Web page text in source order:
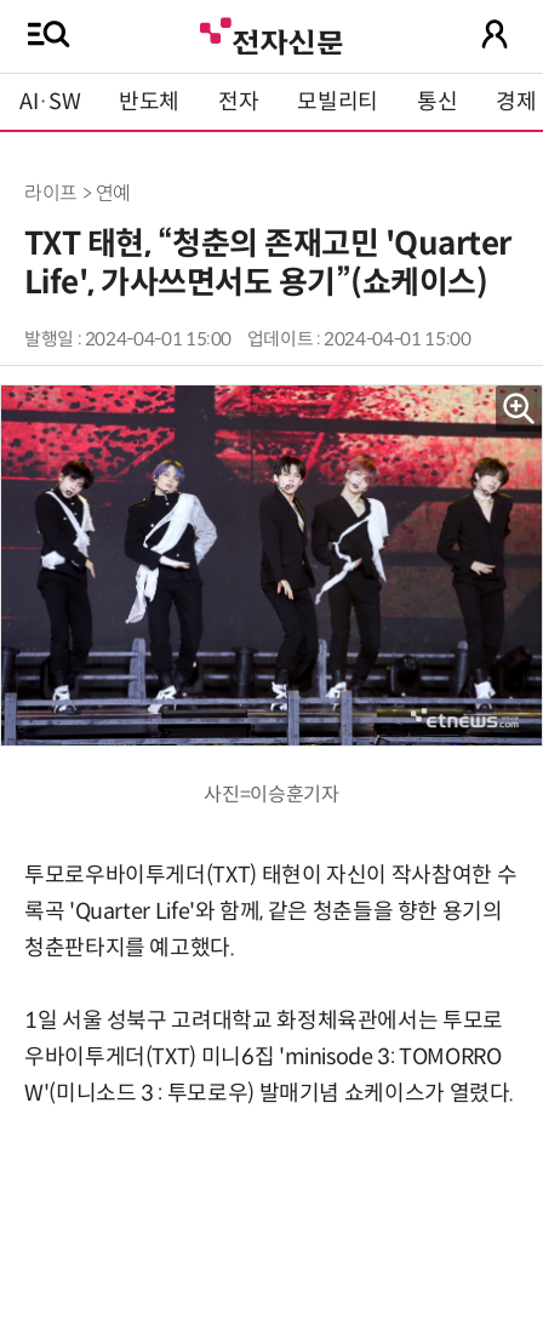
AI·SW 반도체 전자 모빌리티 통신 경제
라이프 > 연예
TXT 태현, “청춘의 존재고민 'Quarter
Life', 가사쓰면서도 용기”(쇼케이스)
발행일 : 2024-04-01 15:00 업데이트 : 2024-04-01 15:00
사진=이승훈기자
투모로우바이투게더(TXT) 태현이 자신이 작사참여한 수
록곡 'Quarter Life'와 함께, 같은 청춘들을 향한 용기의
청춘판타지를 예고했다.
1일 서울 성북구 고려대학교 화정체육관에서는 투모로
우바이투게더(TXT) 미니6집 'minisode 3: TOMORRO
W'(미니소드 3 : 투모로우) 발매기념 쇼케이스가 열렸다.